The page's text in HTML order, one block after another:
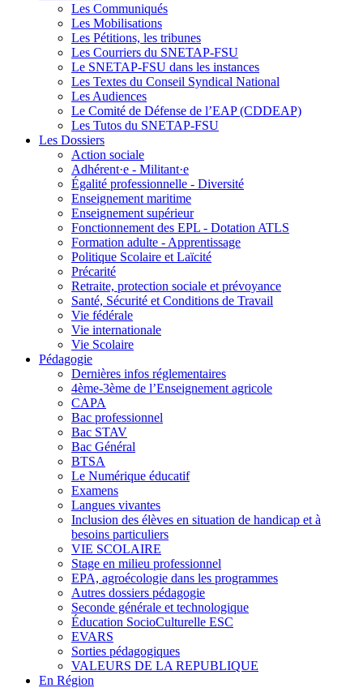
Les Communiqués
Les Mobilisations
Les Pétitions, les tribunes
Les Courriers du SNETAP-FSU
Le SNETAP-FSU dans les instances
Les Textes du Conseil Syndical National
Les Audiences
Le Comité de Défense de l’EAP (CDDEAP)
Les Tutos du SNETAP-FSU
Les Dossiers
Action sociale
Adhérent·e - Militant·e
Égalité professionnelle - Diversité
Enseignement maritime
Enseignement supérieur
Fonctionnement des EPL - Dotation ATLS
Formation adulte - Apprentissage
Politique Scolaire et Laïcité
Précarité
Retraite, protection sociale et prévoyance
Santé, Sécurité et Conditions de Travail
Vie fédérale
Vie internationale
Vie Scolaire
Pédagogie
Dernières infos réglementaires
4ème-3ème de l’Enseignement agricole
CAPA
Bac professionnel
Bac STAV
Bac Général
BTSA
Le Numérique éducatif
Examens
Langues vivantes
Inclusion des élèves en situation de handicap et à
besoins particuliers
VIE SCOLAIRE
Stage en milieu professionnel
EPA, agroécologie dans les programmes
Autres dossiers pédagogie
Seconde générale et technologique
Éducation SocioCulturelle ESC
EVARS
Sorties pédagogiques
VALEURS DE LA REPUBLIQUE
En Région